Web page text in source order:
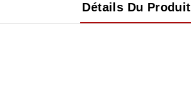
Détails Du Produit